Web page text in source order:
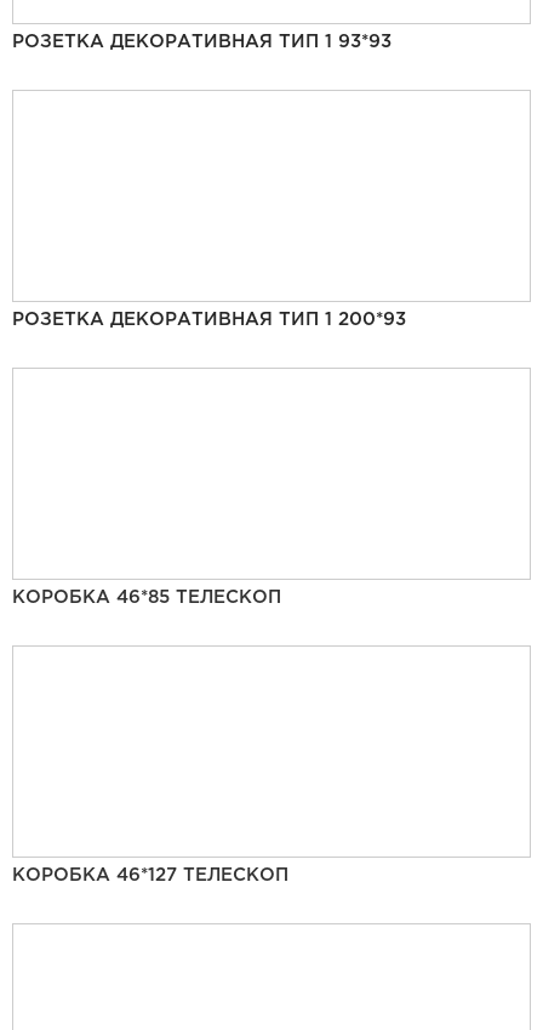
РОЗЕТКА ДЕКОРАТИВНАЯ ТИП 1 93*93
РОЗЕТКА ДЕКОРАТИВНАЯ ТИП 1 200*93
КОРОБКА 46*85 ТЕЛЕСКОП
КОРОБКА 46*127 ТЕЛЕСКОП